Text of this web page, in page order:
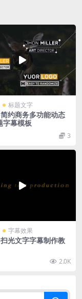
标题文字
约商务多功能动态
字幕模板
3
字幕效果
光文字字幕制作教
2.0K